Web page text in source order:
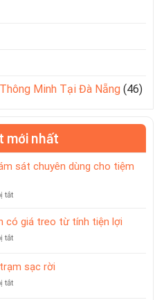
Minh Tại Đà Nẵng (46)
mới nhất
sát chuyên dùng cho tiệm
tắtở
10
camera
giám
chuyên
cho
có giá treo từ tính tiện lợi
tắtở
camera
pin
sạc rời
tắtở